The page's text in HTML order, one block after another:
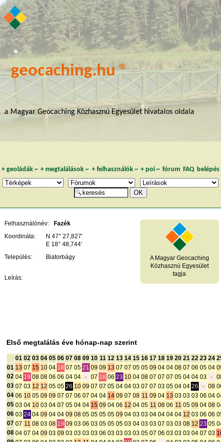
geocaching.hu ®
a Magyar Geocaching Közhasznú Egyesület hivatalos oldala
+ geoládák~ +megtalálások ~ + felhasználók~ + poi~ fórum FAQ belépés
A Magyar Geocaching
Közhasznú Egyesület
tagja
Felhasználónév:
Fazék
Koordináta:
N 47° 27,827'
E 18° 48,744'
Település:
Biatorbágy
Leírás:
Első megtalálás éve hónap-nap szerint
01 02 03 04 05 06 07 08 09 10 11 12 13 14 15 16 17 18 19 20 21 22 23 24
01 13 07 15 10 04 18 07 05 21 09 09 13 07 07 05 05 09 04 04 08 07 06 05 04
02 04 19 08 08 06 06 04 04 - 07 18 06 23 10 04 08 07 07 07 05 04 04 03 -
03 07 03 12 12 05 05 26 10 09 07 07 05 04 04 03 07 07 03 05 04 04 26 - 08
04 06 10 05 09 09 07 07 06 07 04 04 14 09 07 08 11 09 04 13 03 03 03 06 04
05 03 04 10 03 04 07 05 04 04 15 09 04 06 12 04 05 11 08 06 11 05 09 04 08
06 03 24 04 09 04 04 09 08 05 05 05 05 09 04 03 03 04 04 04 04 12 03 06 06
07 07 11 08 03 08 19 09 03 06 03 05 05 05 03 04 03 03 07 03 03 08 12 23 05
08 04 07 04 09 03 09 03 03 03 03 06 03 03 03 03 05 07 06 03 03 03 04 07 03